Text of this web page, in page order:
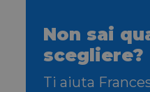
Non sai
scegliere?
Ti aiuta